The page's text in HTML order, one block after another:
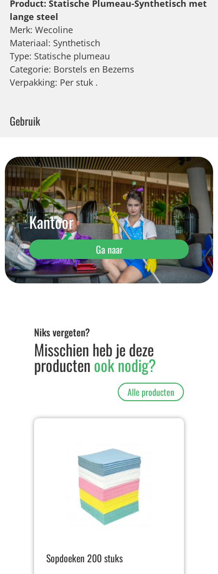
Product: Statische Plumeau-Synthetisch met
lange steel
Merk: Wecoline
Materiaal: Synthetisch
Type: Statische plumeau
Categorie: Borstels en Bezems
Verpakking: Per stuk .
Gebruik
Kantoor
Ga naar
Niks vergeten?
Misschien heb je deze
productenook nodig?
Alle producten
Sopdoeken 200 stuks